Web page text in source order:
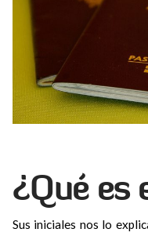
¿Qué es
Sus iniciales nos lo